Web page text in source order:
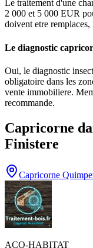
Le traitement d'une
2 000 et 5 000 EUR
doivent etre
Le diagnostic
Oui, le diagnostic
obligatoire dans les
vente immobiliere.
recommande.
Capricorne
Finistere
Capricorne
ACO-HABITAT